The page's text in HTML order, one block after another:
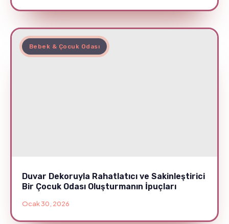
Bebek & Çocuk Odası
Duvar Dekoruyla Rahatlatıcı ve Sakinleştirici
Bir Çocuk Odası Oluşturmanın İpuçları
Ocak 30, 2026